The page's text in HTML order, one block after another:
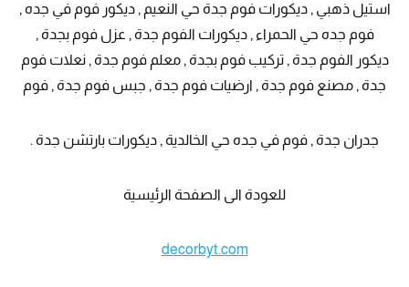
استيل ذهبي , ديكورات فوم جدة حي النعيم , ديكور فوم في جده ,
فوم جده حي الحمراء , ديكورات الفوم جدة , عزل فوم بجدة ,
ديكور الفوم جدة , تركيب فوم بجدة , معلم فوم جدة , نعلات فوم
جدة , مصنع فوم جدة , ارضيات فوم جدة , جبس فوم جدة , فوم
جدران جدة , فوم في جده حي الخالدية , ديكورات بارتشن جدة .
للعودة الى الصفحة الرئيسية
decorbyt.com